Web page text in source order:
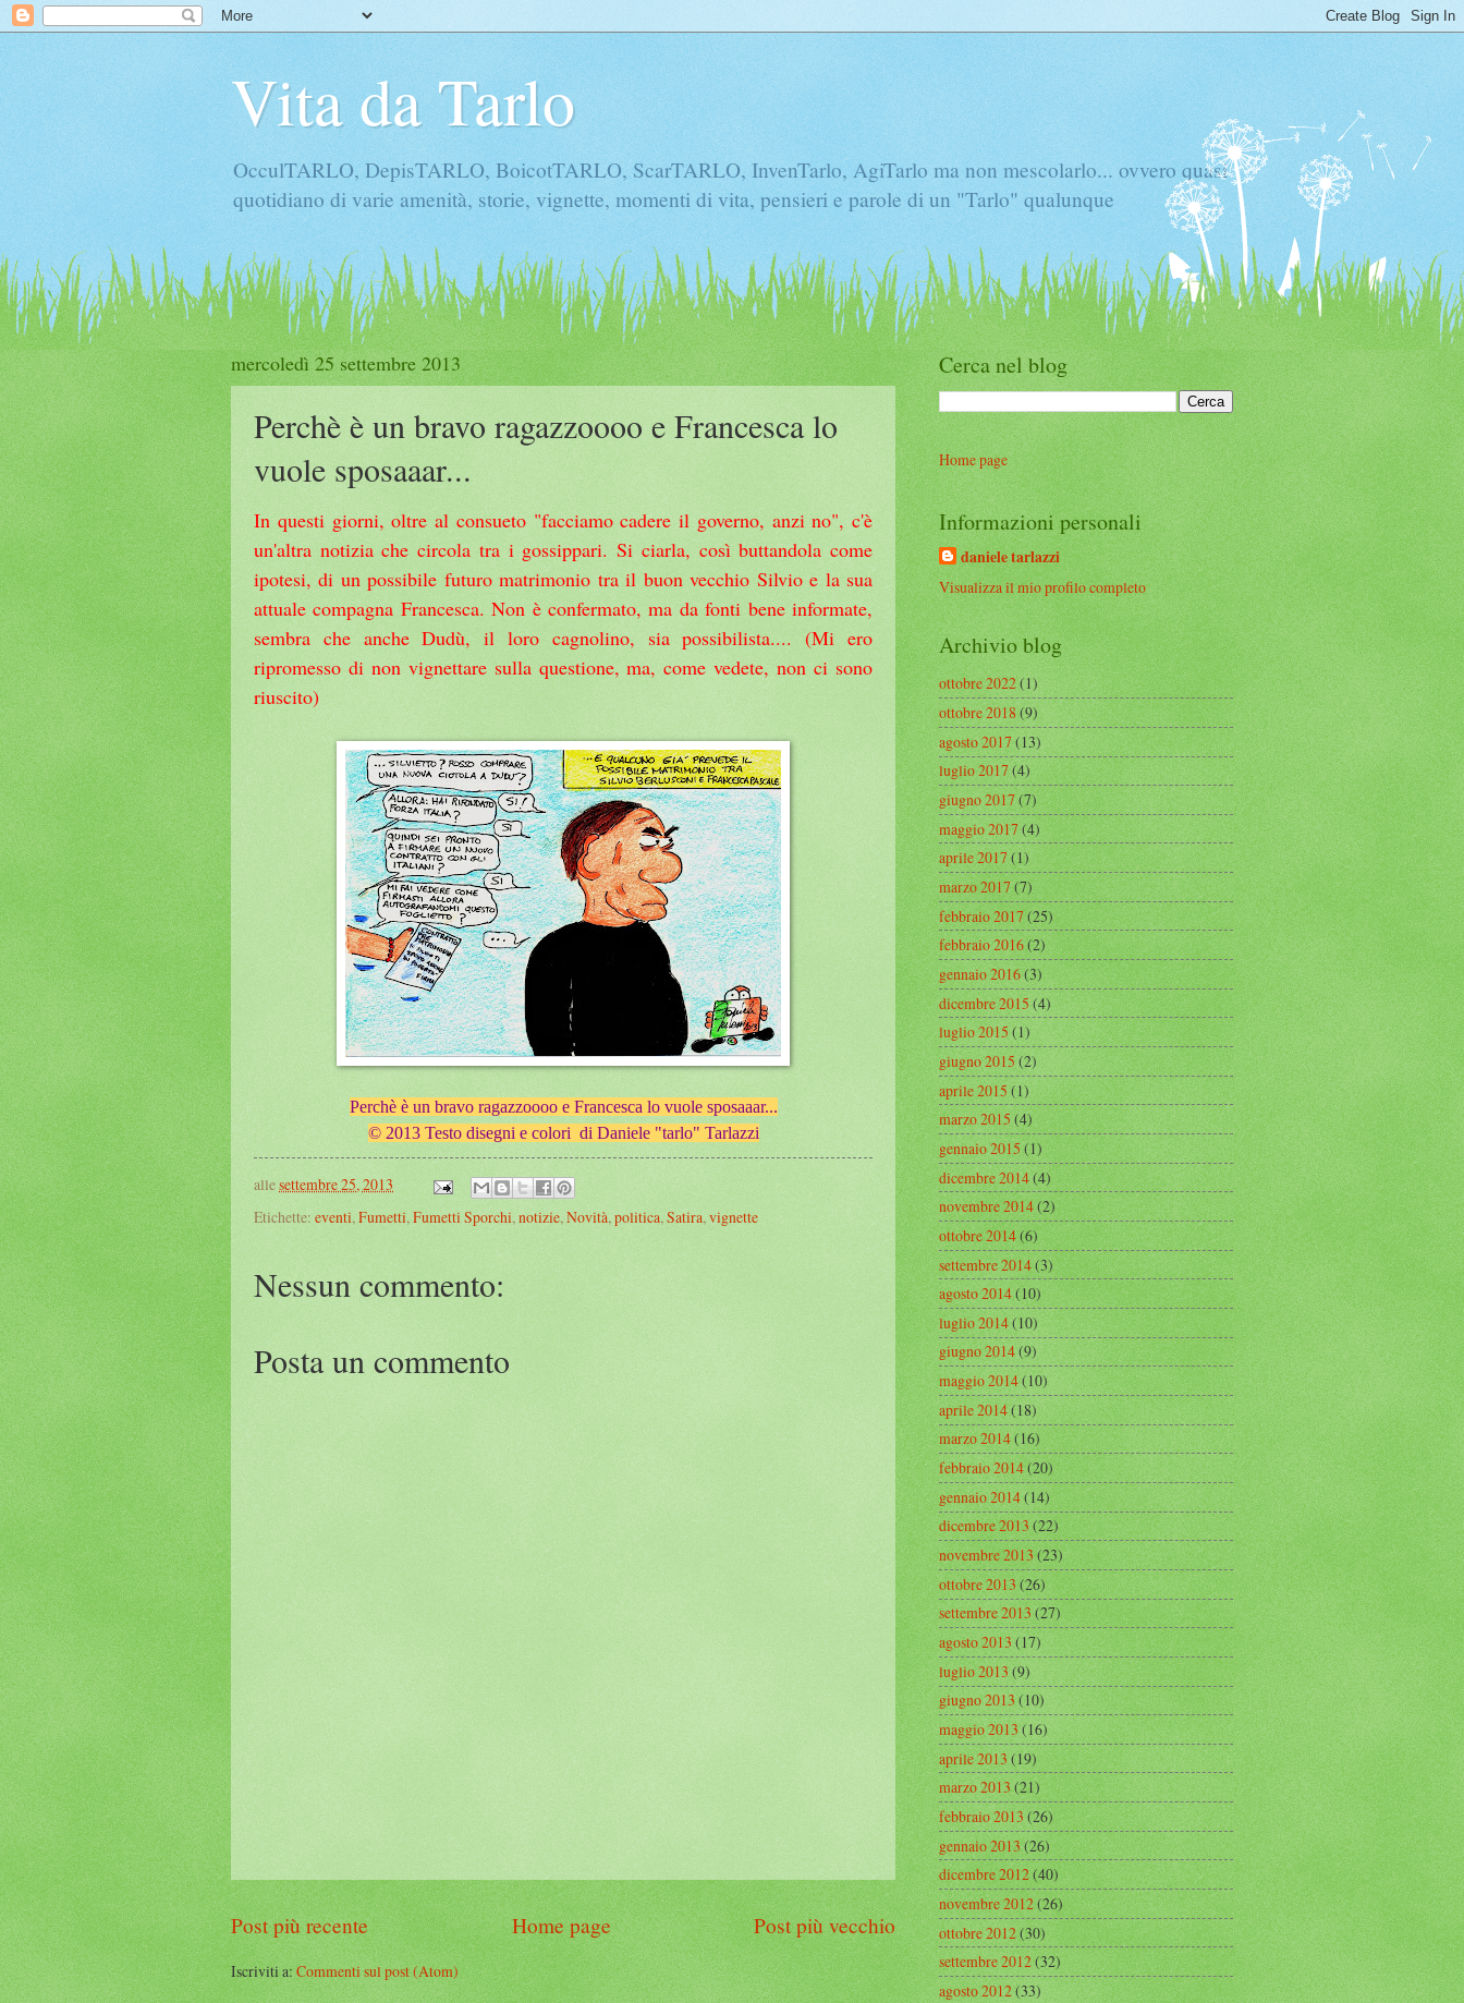
Vita da Tarlo
OcculTARLO, DepisTARLO, BoicotTARLO, ScarTARLO, InvenTarlo, AgiTarlo ma non mescolarlo... ovvero quasi
quotidiano di varie amenità, storie, vignette, momenti di vita, pensieri e parole di un "Tarlo" qualunque
mercoledì 25 settembre 2013
Perchè è un bravo ragazzoooo e Francesca lo
vuole sposaaar...
In questi giorni, oltre al consueto "facciamo cadere il governo, anzi no", c'è
un'altra notizia che circola tra i gossippari. Si ciarla, così buttandola come
ipotesi, di un possibile futuro matrimonio tra il buon vecchio Silvio e la sua
attuale compagna Francesca. Non è confermato, ma da fonti bene informate,
sembra che anche Dudù, il loro cagnolino, sia possibilista.... (Mi ero
ripromesso di non vignettare sulla questione, ma, come vedete, non ci sono
riuscito)
Perchè è un bravo ragazzoooo e Francesca lo vuole sposaaar...
© 2013 Testo disegni e colori di Daniele "tarlo" Tarlazzi
allesettembre 25, 2013
Etichette: eventi, Fumetti, Fumetti Sporchi, notizie, Novità, politica, Satira, vignette
Nessun commento:
Posta un commento
Post più recente Post più vecchio
Home page
Iscriviti a:Commenti sul post (Atom)
Cerca nel blog
Home page
Informazioni personali
daniele tarlazzi
Visualizza il mio profilo completo
Archivio blog
ottobre 2022(1)
ottobre 2018(9)
agosto 2017(13)
luglio 2017(4)
giugno 2017(7)
maggio 2017(4)
aprile 2017(1)
marzo 2017(7)
febbraio 2017(25)
febbraio 2016(2)
gennaio 2016(3)
dicembre 2015(4)
luglio 2015(1)
giugno 2015(2)
aprile 2015(1)
marzo 2015(4)
gennaio 2015(1)
dicembre 2014(4)
novembre 2014(2)
ottobre 2014(6)
settembre 2014(3)
agosto 2014(10)
luglio 2014(10)
giugno 2014(9)
maggio 2014(10)
aprile 2014(18)
marzo 2014(16)
febbraio 2014(20)
gennaio 2014(14)
dicembre 2013(22)
novembre 2013(23)
ottobre 2013(26)
settembre 2013(27)
agosto 2013(17)
luglio 2013(9)
giugno 2013(10)
maggio 2013(16)
aprile 2013(19)
marzo 2013(21)
febbraio 2013(26)
gennaio 2013(26)
dicembre 2012(40)
novembre 2012(26)
ottobre 2012(30)
settembre 2012(32)
agosto 2012(33)